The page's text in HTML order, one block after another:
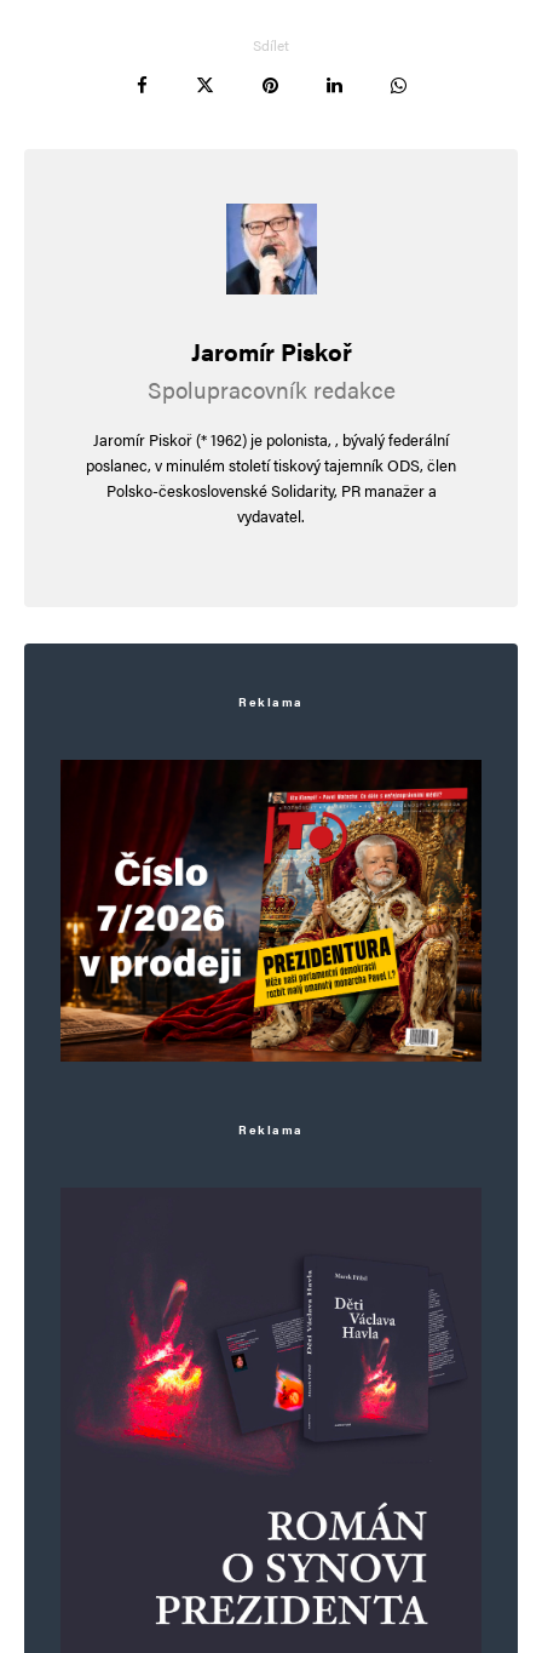
Informujte mě o nových příspěvcích e-mailem.
Sdílet
Jaromír Piskoř
Spolupracovník redakce
Jaromír Piskoř (* 1962) je polonista, , bývalý federální
poslanec, v minulém století tiskový tajemník ODS, člen
Polsko-československé Solidarity, PR manažer a
vydavatel.
Reklama
Reklama